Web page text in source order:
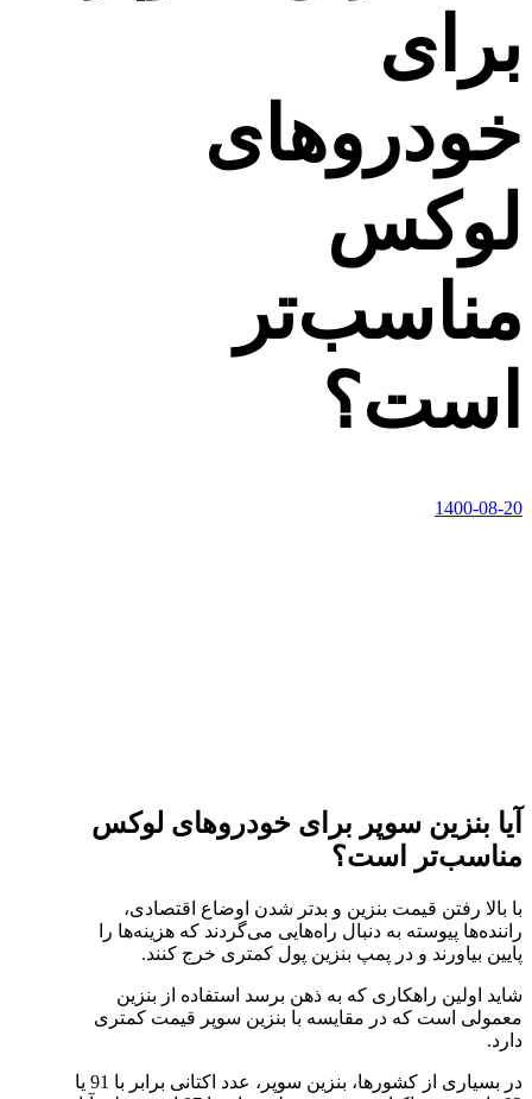
برای
خودروهای
لوکس
مناسب‌تر
است؟
1400-08-20
آیا بنزین سوپر برای خودروهای لوکس
مناسب‌تر است؟
با بالا رفتن قیمت بنزین و بدتر شدن اوضاع اقتصادی،
راننده‌ها پیوسته به دنبال راه‌هایی می‌گردند که هزینه‌ها را
پایین بیاورند و در پمپ بنزین پول کمتری خرج کنند.
شاید اولین راهکاری که به ذهن برسد استفاده از بنزین
معمولی است که در مقایسه با بنزین سوپر قیمت کمتری
دارد.
در بسیاری از کشورها، بنزین سوپر، عدد اکتانی برابر با 91 یا